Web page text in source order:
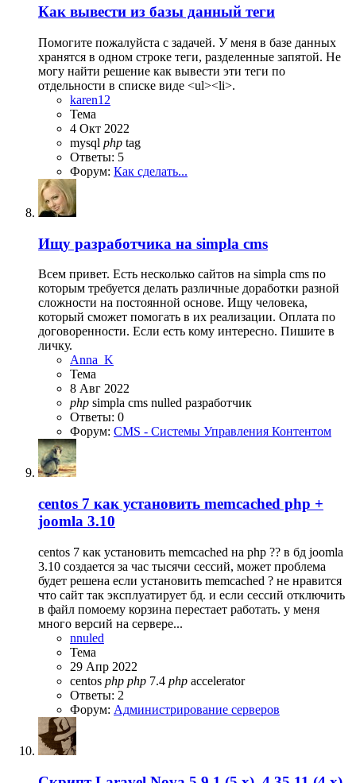
Как вывести из базы данный теги
Помогите пожалуйста с задачей. У меня в базе данных
хранятся в одном строке теги, разделенные запятой. Не
могу найти решение как вывести эти теги по
отдельности в списке виде <ul><li>.
karen12
Тема
4 Окт 2022
mysql php tag
Ответы: 5
Форум: Как сделать...
Ищу разработчика на simpla cms
Всем привет. Есть несколько сайтов на simpla cms по
которым требуется делать различные доработки разной
сложности на постоянной основе. Ищу человека,
который сможет помогать в их реализации. Оплата по
договоренности. Если есть кому интересно. Пишите в
личку.
Anna_K
Тема
8 Авг 2022
php simpla cms nulled разработчик
Ответы: 0
Форум: CMS - Системы Управления Контентом
centos 7 как установить memcached php +
joomla 3.10
centos 7 как установить memcached на php ?? в бд joomla
3.10 создается за час тысячи сессий, может проблема
будет решена если установить memcached ? не нравится
что сайт так эксплуатирует бд. и если сессий отключить
в файл помоему корзина перестает работать. у меня
много версий на сервере...
nnuled
Тема
29 Апр 2022
centos php php 7.4 php accelerator
Ответы: 2
Форум: Администрирование серверов